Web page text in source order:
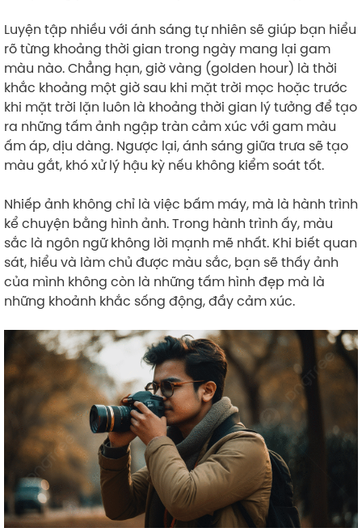
Luyện tập nhiều với ánh sáng tự nhiên sẽ giúp bạn hiểu
rõ từng khoảng thời gian trong ngày mang lại gam
màu nào. Chẳng hạn, giờ vàng (golden hour) là thời
khắc khoảng một giờ sau khi mặt trời mọc hoặc trước
khi mặt trời lặn luôn là khoảng thời gian lý tưởng để tạo
ra những tấm ảnh ngập tràn cảm xúc với gam màu
ấm áp, dịu dàng. Ngược lại, ánh sáng giữa trưa sẽ tạo
màu gắt, khó xử lý hậu kỳ nếu không kiểm soát tốt.
Nhiếp ảnh không chỉ là việc bấm máy, mà là hành trình
kể chuyện bằng hình ảnh. Trong hành trình ấy, màu
sắc là ngôn ngữ không lời mạnh mẽ nhất. Khi biết quan
sát, hiểu và làm chủ được màu sắc, bạn sẽ thấy ảnh
của mình không còn là những tấm hình đẹp mà là
những khoảnh khắc sống động, đầy cảm xúc.